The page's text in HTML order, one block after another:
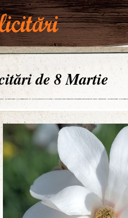
de 8 Martie